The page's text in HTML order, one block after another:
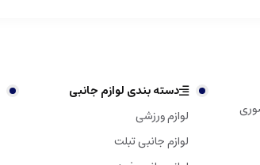
حضوری
دسته بندی لوازم جانبی
لوازم ورزشی
لوازم جانبی تبلت